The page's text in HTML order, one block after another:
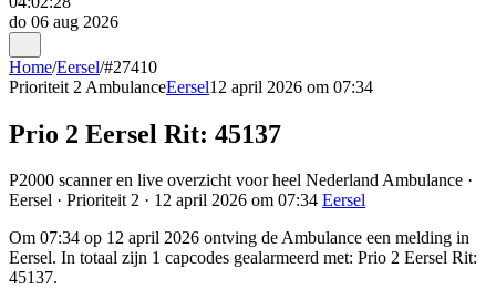
do 06 aug 2026
Home/Eersel/#27410
Prioriteit 2 AmbulanceEersel12 april 2026 om 07:34
Prio 2 Eersel Rit: 45137
P2000 scanner en live overzicht voor heel Nederland Ambulance ·
Eersel · Prioriteit 2 · 12 april 2026 om 07:34 Eersel
Om 07:34 op 12 april 2026 ontving de Ambulance een melding in
Eersel. In totaal zijn 1 capcodes gealarmeerd met: Prio 2 Eersel Rit:
45137.